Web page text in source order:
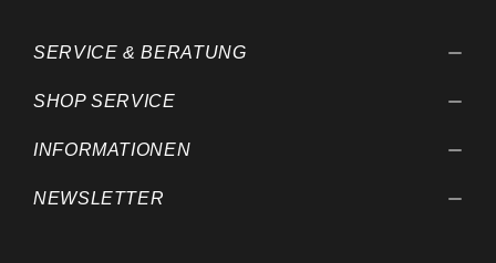
SERVICE & BERATUNG
SHOP SERVICE
INFORMATIONEN
NEWSLETTER